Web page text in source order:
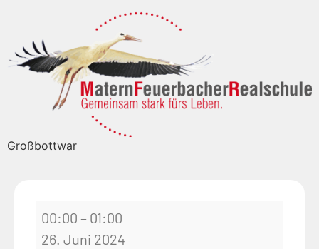
Großbottwar
00:00 – 01:00
26. Juni 2024